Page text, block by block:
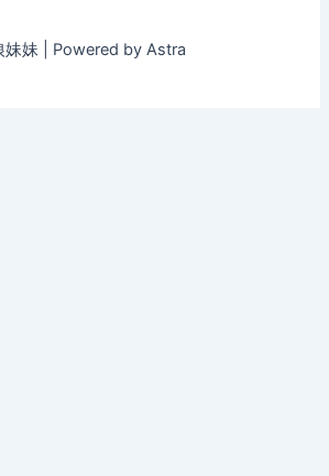
妹 | Powered by Astra